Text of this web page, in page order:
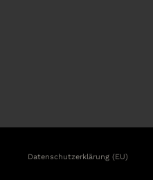
Datenschutzerklärung (EU)